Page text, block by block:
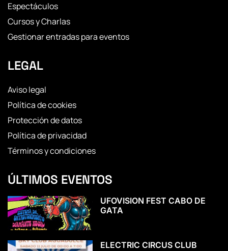
Espectáculos
Cursos y Charlas
Gestionar entradas para eventos
LEGAL
Aviso legal
Política de cookies
Protección de datos
Política de privacidad
Términos y condiciones
ÚLTIMOS EVENTOS
UFOVISION FEST CABO DE
GATA
ELECTRIC CIRCUS CLUB